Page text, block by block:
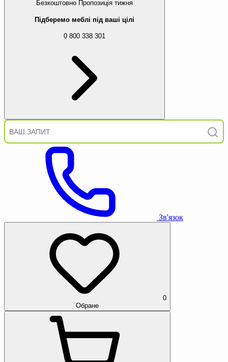
Безкоштовно Пропозиція тижня
Підберемо меблі під ваші цілі
0 800 338 301
Зв'язок
0
Обране